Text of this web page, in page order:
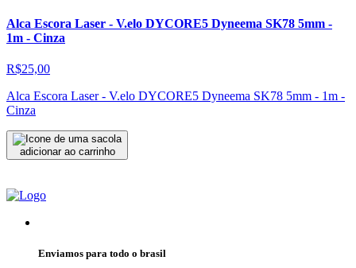
Alca Escora Laser - V.elo DYCORE5 Dyneema SK78 5mm -
1m - Cinza
R$25,00
Alca Escora Laser - V.elo DYCORE5 Dyneema SK78 5mm - 1m -
Cinza
adicionar ao carrinho
Enviamos para todo o brasil